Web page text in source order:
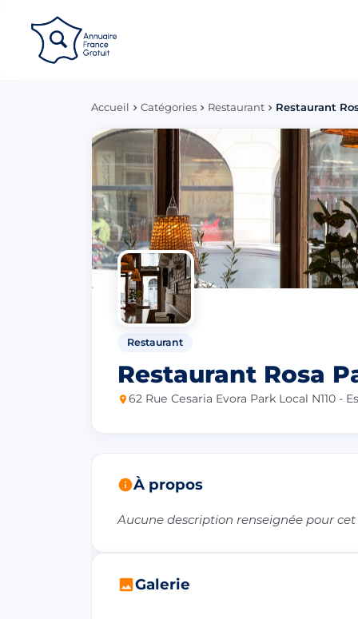
Accueil Catégories Restaurant Restaurant
Restaurant
Restaurant Rosa
62 Rue Cesaria Evora Park Local N110 -
À propos
Aucune description renseignée pour
Galerie